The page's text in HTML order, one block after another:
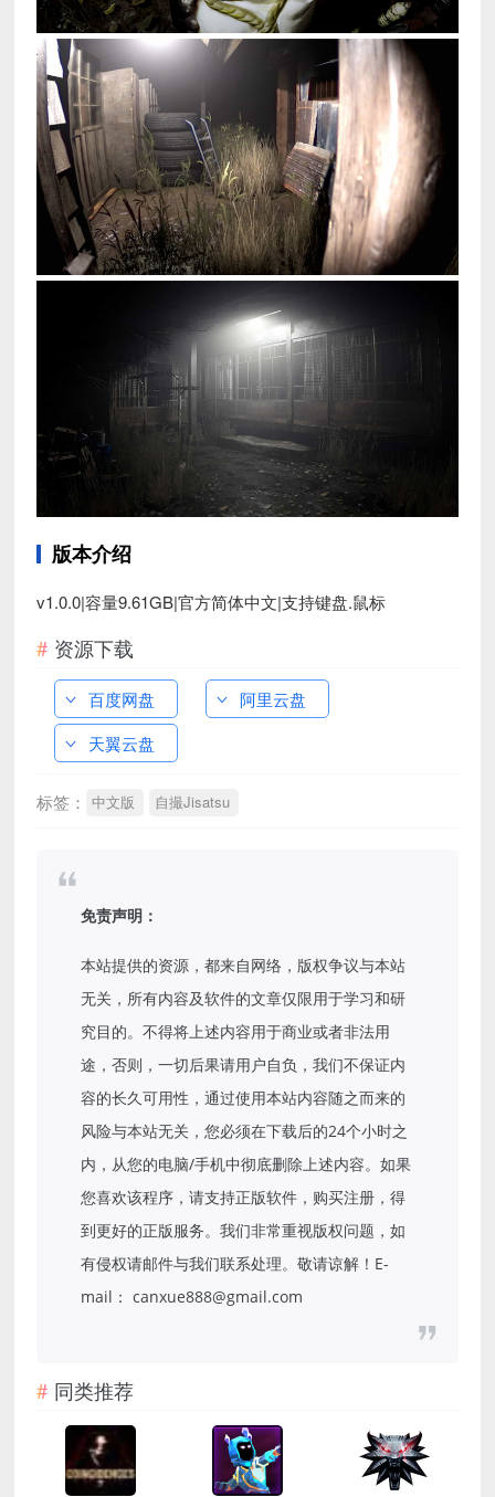
版本介绍
v1.0.0|容量9.61GB|官方简体中文|支持键盘.鼠标
资源下载
百度网盘
阿里云盘
天翼云盘
标签： 中文版 自撮Jisatsu
免责声明：
本站提供的资源，都来自网络，版权争议与本站
无关，所有内容及软件的文章仅限用于学习和研
究目的。不得将上述内容用于商业或者非法用
途，否则，一切后果请用户自负，我们不保证内
容的长久可用性，通过使用本站内容随之而来的
风险与本站无关，您必须在下载后的24个小时之
内，从您的电脑/手机中彻底删除上述内容。如果
您喜欢该程序，请支持正版软件，购买注册，得
到更好的正版服务。我们非常重视版权问题，如
有侵权请邮件与我们联系处理。敬请谅解！E-
mail： canxue888@gmail.com
同类推荐